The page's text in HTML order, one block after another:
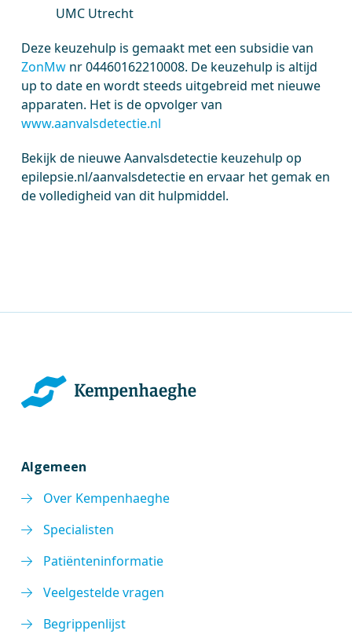
UMC Utrecht
Deze keuzehulp is gemaakt met een subsidie van
ZonMw nr 04460162210008. De keuzehulp is altijd
up to date en wordt steeds uitgebreid met nieuwe
apparaten. Het is de opvolger van
www.aanvalsdetectie.nl
Bekijk de nieuwe Aanvalsdetectie keuzehulp op
epilepsie.nl/aanvalsdetectie en ervaar het gemak en
de volledigheid van dit hulpmiddel.
Algemeen
Over Kempenhaeghe
Specialisten
Patiënteninformatie
Veelgestelde vragen
Begrippenlijst